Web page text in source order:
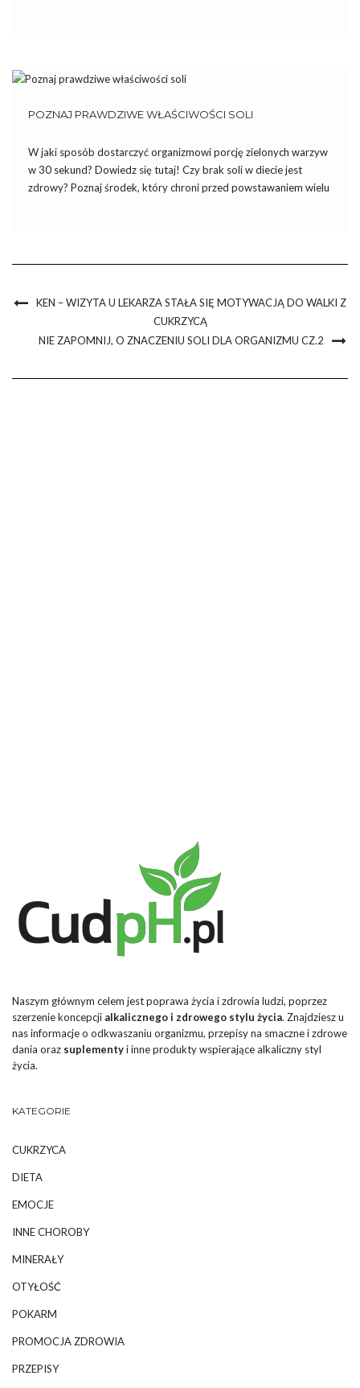
POZNAJ PRAWDZIWE WŁAŚCIWOŚCI SOLI
W jaki sposób dostarczyć organizmowi porcję zielonych warzyw
w 30 sekund? Dowiedz się tutaj! Czy brak soli w diecie jest
zdrowy? Poznaj środek, który chroni przed powstawaniem wielu
KEN – WIZYTA U LEKARZA STAŁA SIĘ MOTYWACJĄ DO WALKI Z
CUKRZYCĄ
NIE ZAPOMNIJ, O ZNACZENIU SOLI DLA ORGANIZMU CZ.2
Naszym głównym celem jest poprawa życia i zdrowia ludzi, poprzez
szerzenie koncepcji alkalicznego i zdrowego stylu życia. Znajdziesz u
nas informacje o odkwaszaniu organizmu, przepisy na smaczne i zdrowe
dania oraz suplementyi inne produkty wspierające alkaliczny styl
życia.
KATEGORIE
CUKRZYCA
DIETA
EMOCJE
INNE CHOROBY
MINERAŁY
OTYŁOŚĆ
POKARM
PROMOCJA ZDROWIA
PRZEPISY